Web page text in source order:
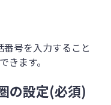
号を入力すること
きます。
の設定(必須)